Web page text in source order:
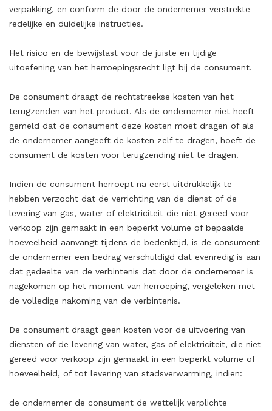
verpakking, en conform de door de ondernemer verstrekte
redelijke en duidelijke instructies.
Het risico en de bewijslast voor de juiste en tijdige
uitoefening van het herroepingsrecht ligt bij de consument.
De consument draagt de rechtstreekse kosten van het
terugzenden van het product. Als de ondernemer niet heeft
gemeld dat de consument deze kosten moet dragen of als
de ondernemer aangeeft de kosten zelf te dragen, hoeft de
consument de kosten voor terugzending niet te dragen.
Indien de consument herroept na eerst uitdrukkelijk te
hebben verzocht dat de verrichting van de dienst of de
levering van gas, water of elektriciteit die niet gereed voor
verkoop zijn gemaakt in een beperkt volume of bepaalde
hoeveelheid aanvangt tijdens de bedenktijd, is de consument
de ondernemer een bedrag verschuldigd dat evenredig is aan
dat gedeelte van de verbintenis dat door de ondernemer is
nagekomen op het moment van herroeping, vergeleken met
de volledige nakoming van de verbintenis.
De consument draagt geen kosten voor de uitvoering van
diensten of de levering van water, gas of elektriciteit, die niet
gereed voor verkoop zijn gemaakt in een beperkt volume of
hoeveelheid, of tot levering van stadsverwarming, indien:
de ondernemer de consument de wettelijk verplichte